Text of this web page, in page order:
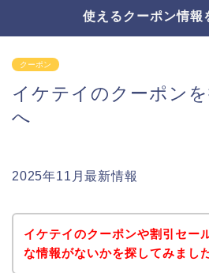
使えるクーポン情報
クーポン
イケテイのクーポン
へ
2025年11月最新情報
イケテイのクーポンや割引セー
な情報がないかを探してみまし